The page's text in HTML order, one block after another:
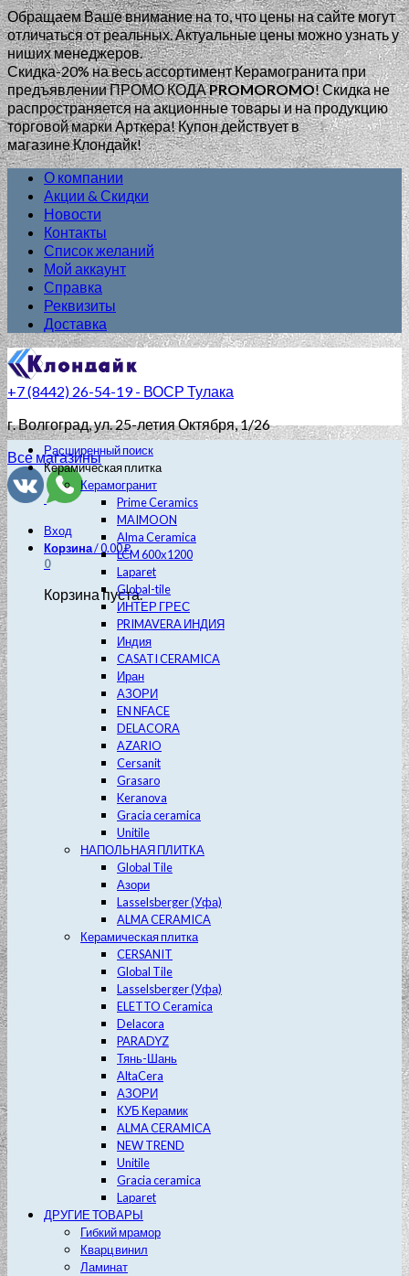
Обращаем Ваше внимание на то, что цены на сайте могут
отличаться от реальных. Актуальные цены можно узнать у
ниших менеджеров.
Скидка-20% на весь ассортимент Керамогранита при
предъявлении ПРОМО КОДАPROMOROMO!Скидка не
распространяется на акционные товары и на продукцию
торговой марки Арткера! Купон действует в
магазине Клондайк!
О компании
Акции & Скидки
Новости
Контакты
Список желаний
Мой аккаунт
Справка
Реквизиты
Доставка
+7 (8442) 26-54-19 - ВОСР Тулака
г. Волгоград, ул. 25-летия Октября, 1/26
Все магазины
Вход
Корзина/0.00₽
0
Корзина пуста.
Расширенный поиск
Керамическая плитка
Керамогранит
Prime Ceramics
MAIMOON
Alma Ceramica
LCM 600х1200
Laparet
Global-tile
ИНТЕР ГРЕС
PRIMAVERA ИНДИЯ
Индия
CASATI CERAMICA
Иран
АЗОРИ
EN NFACE
DELACORA
AZARIO
Cersanit
Grasaro
Keranova
Gracia ceramica
Unitile
НАПОЛЬНАЯ ПЛИТКА
Global Tile
Азори
Lasselsberger (Уфа)
ALMA CERAMICA
Керамическая плитка
CERSANIT
Global Tile
Lasselsberger (Уфа)
ELETTO Ceramica
Delacora
PARADYZ
Тянь-Шань
AltaCera
АЗОРИ
КУБ Керамик
ALMA CERAMICA
NEW TREND
Unitile
Gracia ceramica
Laparet
ДРУГИЕ ТОВАРЫ
Гибкий мрамор
Кварц винил
Ламинат